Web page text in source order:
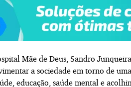
Mãe de Deus, Sandro
a sociedade em torno de
educação, saúde mental e